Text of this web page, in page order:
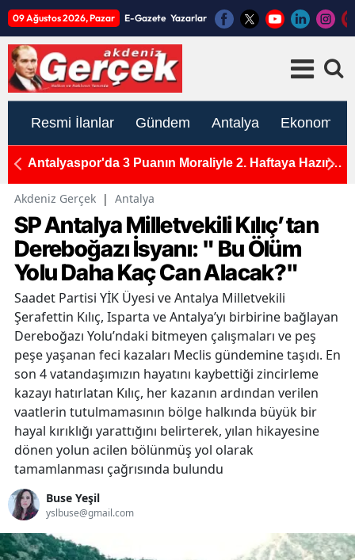
09 Ağustos 2026, Pazar E-Gazete Yazarlar
Resmi İlanlar Gündem Antalya Ekonomi
Antalyaspor'da 3 Puanın Moraliyle 2. Haftaya Hazırlık
Akdeniz Gerçek | Antalya
SP Antalya Milletvekili Kılıç’tan
Dereboğazı İsyanı: " Bu Ölüm
Yolu Daha Kaç Can Alacak?"
Saadet Partisi YİK Üyesi ve Antalya Milletvekili
Şerafettin Kılıç, Isparta ve Antalya’yı birbirine bağlayan
Dereboğazı Yolu’ndaki bitmeyen çalışmaları ve peş
peşe yaşanan feci kazaları Meclis gündemine taşıdı. En
son 4 vatandaşımızın hayatını kaybettiği zincirleme
kazayı hatırlatan Kılıç, her kazanın ardından verilen
vaatlerin tutulmamasının bölge halkında büyük bir
hayal kırıklığı yarattığını belirterek, yılan hikayesine
dönen yolun acilen bölünmüş yol olarak
tamamlanması çağrısında bulundu
Buse Yeşil
yslbuse@gmail.com